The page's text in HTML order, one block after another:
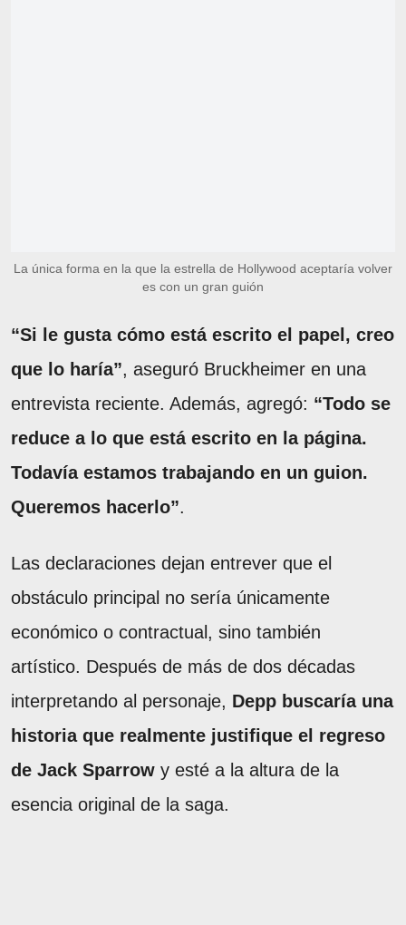
La única forma en la que la estrella de Hollywood aceptaría volver
es con un gran guión
“Si le gusta cómo está escrito el papel, creo
que lo haría”, aseguró Bruckheimer en una
entrevista reciente. Además, agregó: “Todo se
reduce a lo que está escrito en la página.
Todavía estamos trabajando en un guion.
Queremos hacerlo”.
Las declaraciones dejan entrever que el
obstáculo principal no sería únicamente
económico o contractual, sino también
artístico. Después de más de dos décadas
interpretando al personaje, Depp buscaría una
historia que realmente justifique el regreso
de Jack Sparrow y esté a la altura de la
esencia original de la saga.